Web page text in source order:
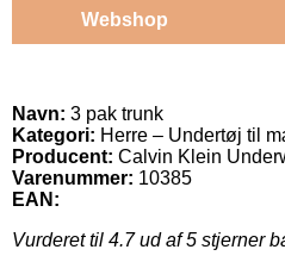
Webshop
Navn: 3 pak trunk
Kategori: Herre – Undertøj til
Producent: Calvin Klein
Varenummer: 10385
EAN:
Vurderet til 4.7ud af 5 stjerner